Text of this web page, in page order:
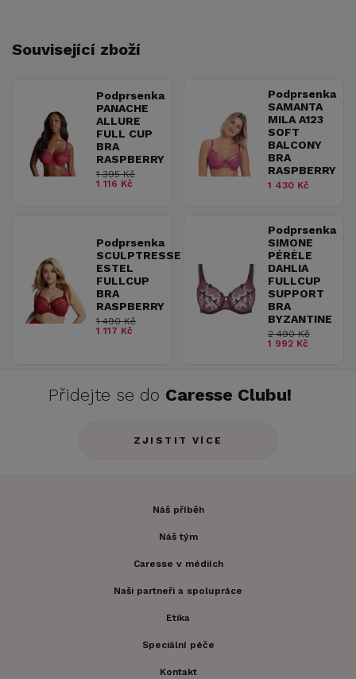
Související zboží
Podprsenka
PANACHE
ALLURE
FULL CUP
BRA
RASPBERRY
1 395 Kč
1 116 Kč
Podprsenka
SAMANTA
MILA A123
SOFT
BALCONY
BRA
RASPBERRY
1 430 Kč
Podprsenka
SCULPTRESSE
ESTEL
FULLCUP
BRA
RASPBERRY
1 490 Kč
1 117 Kč
Podprsenka
SIMONE
PÉRÈLE
DAHLIA
FULLCUP
SUPPORT
BRA
BYZANTINE
2 490 Kč
1 992 Kč
Přidejte se do Caresse Clubu!
ZJISTIT VÍCE
Náš příběh
Náš tým
Caresse v médiích
Naši partneři a spolupráce
Etika
Speciální péče
Kontakt